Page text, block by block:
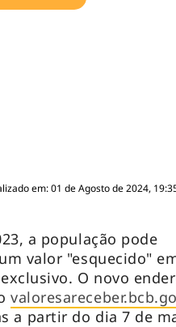
em: 01 de Agosto de 2024,
a população pode
valor "esquecido"
O novo
a partir do dia 7 de